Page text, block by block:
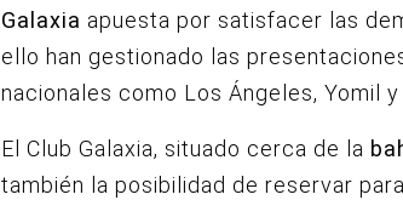
Galaxia apuesta por satisfacer las
ello han gestionado las
nacionales como Los Ángeles, Yomil y
El Club Galaxia, situado cerca de la
también la posibilidad de reservar